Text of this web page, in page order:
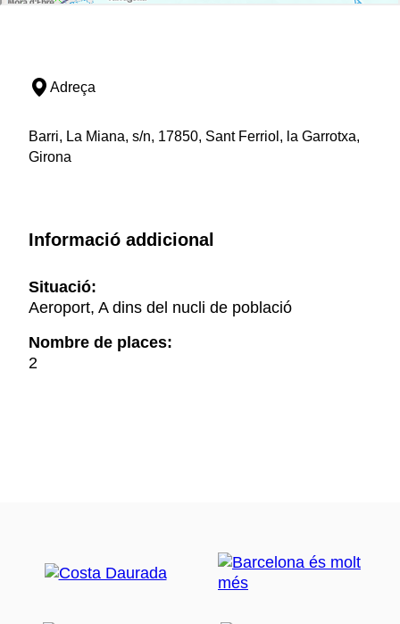
Adreça
Barri, La Miana, s/n, 17850, Sant Ferriol, la Garrotxa,
Girona
Informació addicional
Situació:
Aeroport, A dins del nucli de població
Nombre de places:
2